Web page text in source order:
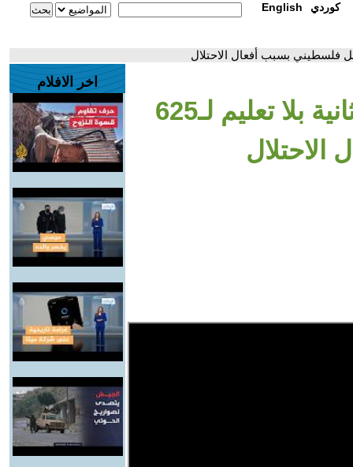
English كوردي
- نافذة إنسانية.. سنة ثانية بلا تعليم لـ625
اخر الافلام